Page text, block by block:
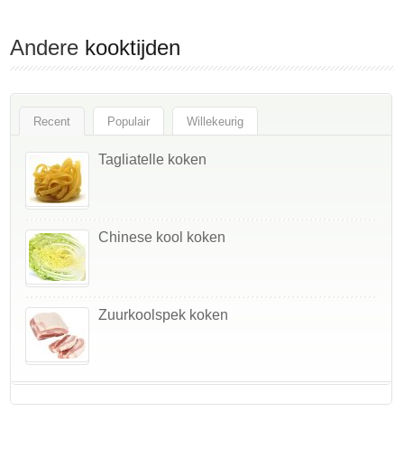
Andere kooktijden
Recent Populair Willekeurig
Tagliatelle koken
Chinese kool koken
Zuurkoolspek koken